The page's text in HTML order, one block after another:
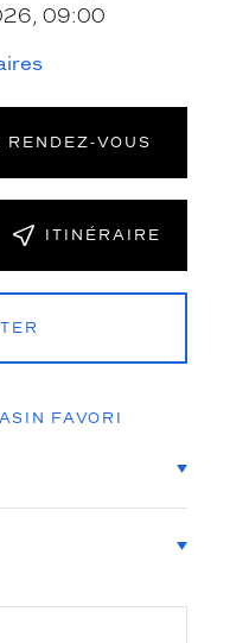
09:00
RENDEZ‑VOUS
ITINÉRAIRE
FAVORI